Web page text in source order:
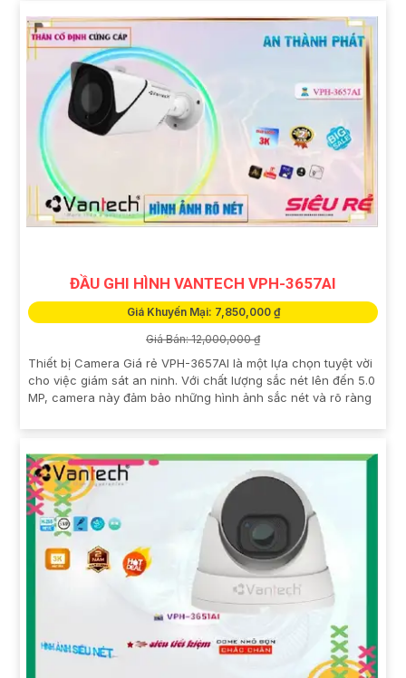
ĐẦU GHI HÌNH VANTECH VPH-3657AI
Giá Khuyến Mại: 7,850,000 ₫
Giá Bán: 12,000,000 ₫
Thiết bị Camera Giá rẻ VPH-3657AI là một lựa chọn tuyệt vời
cho việc giám sát an ninh. Với chất lượng sắc nét lên đến 5.0
MP, camera này đảm bảo những hình ảnh sắc nét và rõ ràng